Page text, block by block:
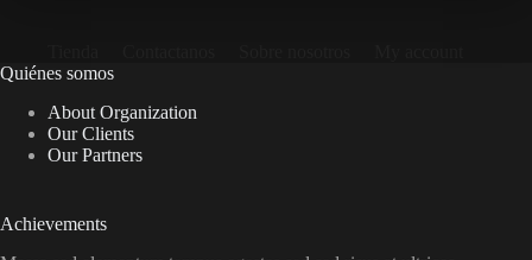
Quiénes somos
About Organization
Our Clients
Our Partners
Achievements